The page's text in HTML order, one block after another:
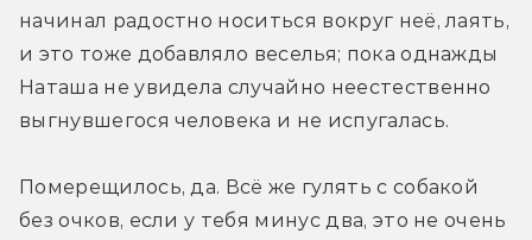
начинал радостно носиться вокруг неё, лаять,
и это тоже добавляло веселья; пока однажды
Наташа не увидела случайно неестественно
выгнувшегося человека и не испугалась.
Померещилось, да. Всё же гулять с собакой
без очков, если у тебя минус два, это не очень